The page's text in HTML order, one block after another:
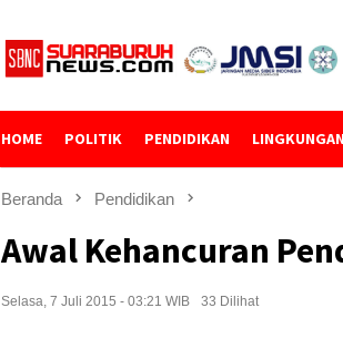
HOME POLITIK PENDIDIKAN
Beranda Pendidikan
Awal Kehancuran
Selasa, 7 Juli 2015 - 03:21 WIB 33 Dilihat